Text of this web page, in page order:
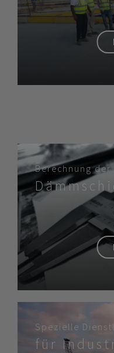
Berechnung der
Spezielle
für